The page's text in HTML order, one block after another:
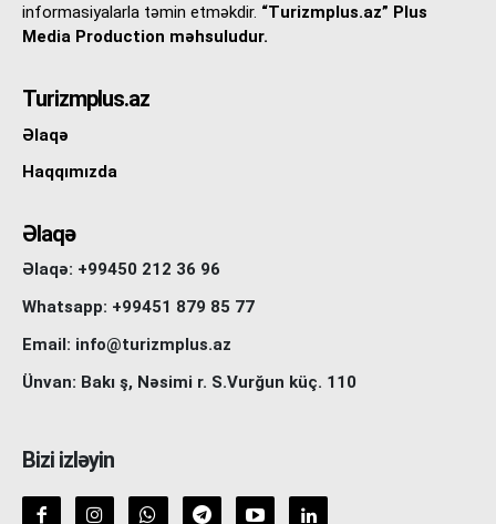
informasiyalarla təmin etməkdir. “Turizmplus.az” Plus
Media Production məhsuludur.
Turizmplus.az
Əlaqə
Haqqımızda
Əlaqə
Əlaqə: +99450 212 36 96
Whatsapp: +99451 879 85 77
Email: info@turizmplus.az
Ünvan: Bakı ş, Nəsimi r. S.Vurğun küç. 110
Bizi izləyin